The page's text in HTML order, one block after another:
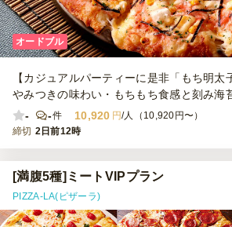
オードブル
【カジュアルパーティーに是非「もち明太
やみつきの味わい・もちもち食感と刻み海
-
-件 10,920 円/人（10,920円〜）
締切 2日前12時
[満腹5種]ミートVIPプラン
PIZZA-LA(ピザーラ)